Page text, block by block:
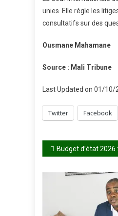
unies. Elle règle les
consultatifs sur des
Ousmane Mahamane
Source : Mali Tribune
Last Updated on 01/10/
Twitter Facebook
Navigation
de
Budget d’état 2026 : Un rythme de